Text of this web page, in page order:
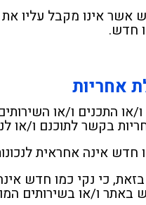
אשר אינו מקבל עליו
חדש.
אחריות
בקשר לתוכנם ו/או
חדש אינה אחראית
כי נקי כמו חדש
באתר ו/או בשירותים
כהן